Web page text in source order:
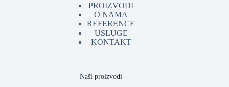
PROIZVODI
O NAMA
REFERENCE
USLUGE
KONTAKT
Naši proizvodi